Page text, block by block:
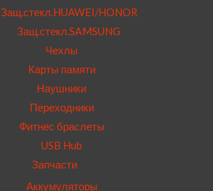
Защ.стекл.HUAWEI/HONOR
Защ.стекл.SAMSUNG
Чехлы
Карты памяти
Наушники
Переходники
Фитнес браслеты
USB Hub
Запчасти
Аккумуляторы